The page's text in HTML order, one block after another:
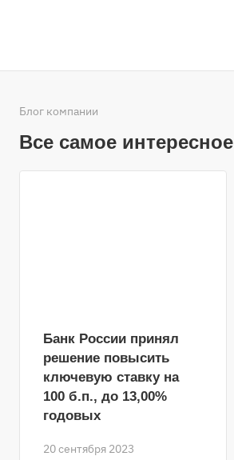
Блог компании
Все самое интересное
20 сентября 2023
Банк России принял
решение повысить
ключевую ставку на
100 б.п., до 13,00%
годовых